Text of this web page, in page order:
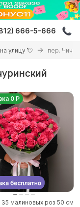
666-5-666
на улицу 💘 пер.
0 Р
35 малиновых роз 50 см